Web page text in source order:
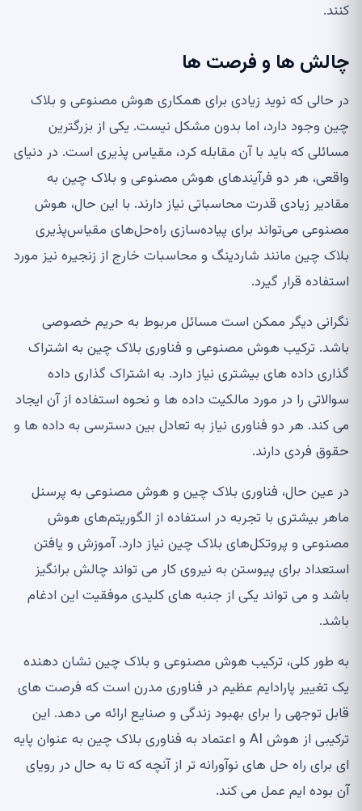
کنند.
چالش ها و فرصت ها
در حالی که نوید زیادی برای همکاری هوش مصنوعی و بلاک
چین وجود دارد، اما بدون مشکل نیست. یکی از بزرگترین
مسائلی که باید با آن مقابله کرد، مقیاس پذیری است. در دنیای
واقعی، هر دو فرآیندهای هوش مصنوعی و بلاک چین به
مقادیر زیادی قدرت محاسباتی نیاز دارند. با این حال، هوش
مصنوعی می‌تواند برای پیاده‌سازی راه‌حل‌های مقیاس‌پذیری
بلاک چین مانند شاردینگ و محاسبات خارج از زنجیره نیز مورد
استفاده قرار گیرد.
نگرانی دیگر ممکن است مسائل مربوط به حریم خصوصی
باشد. ترکیب هوش مصنوعی و فناوری بلاک چین به اشتراک
گذاری داده های بیشتری نیاز دارد. به اشتراک گذاری داده
سوالاتی را در مورد مالکیت داده ها و نحوه استفاده از آن ایجاد
می کند. هر دو فناوری نیاز به تعادل بین دسترسی به داده ها و
حقوق فردی دارند.
در عین حال، فناوری بلاک چین و هوش مصنوعی به پرسنل
ماهر بیشتری با تجربه در استفاده از الگوریتم‌های هوش
مصنوعی و پروتکل‌های بلاک چین نیاز دارد. آموزش و یافتن
استعداد برای پیوستن به نیروی کار می تواند چالش برانگیز
باشد و می تواند یکی از جنبه های کلیدی موفقیت این ادغام
باشد.
به طور کلی، ترکیب هوش مصنوعی و بلاک چین نشان دهنده
یک تغییر پارادایم عظیم در فناوری مدرن است که فرصت های
قابل توجهی را برای بهبود زندگی و صنایع ارائه می دهد. این
ترکیبی از هوش AI و اعتماد به فناوری بلاک چین به عنوان پایه
ای برای راه حل های نوآورانه تر از آنچه که تا به حال در رویای
آن بوده ایم عمل می کند.